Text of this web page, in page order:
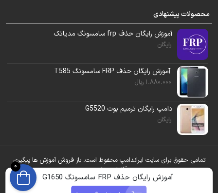
روش اول
نرم افزار
به سربرگSAMSUNGبروید.
سر برگ
مدل g1650
به سربرگBROM/EDLبروید.
گزینهEDL ERASE FRPرا بزنید.
محصولات پیشنهادی
آموزش رایگان حذف frp سامسونگ مدیاتک
رایگان
آموزش رایگان حذف FRP سامسونگ T585
1.880.000 ریال
دامپ رایگان ترمیم بوت G5520
رایگان
تمامی حقوق برای سایت ایراندامپ محفوظ است. باز فروش آموزش ها پیگیری
قانونی میشود.
0
آموزش رایگان حذف FRP سامسونگ G1650